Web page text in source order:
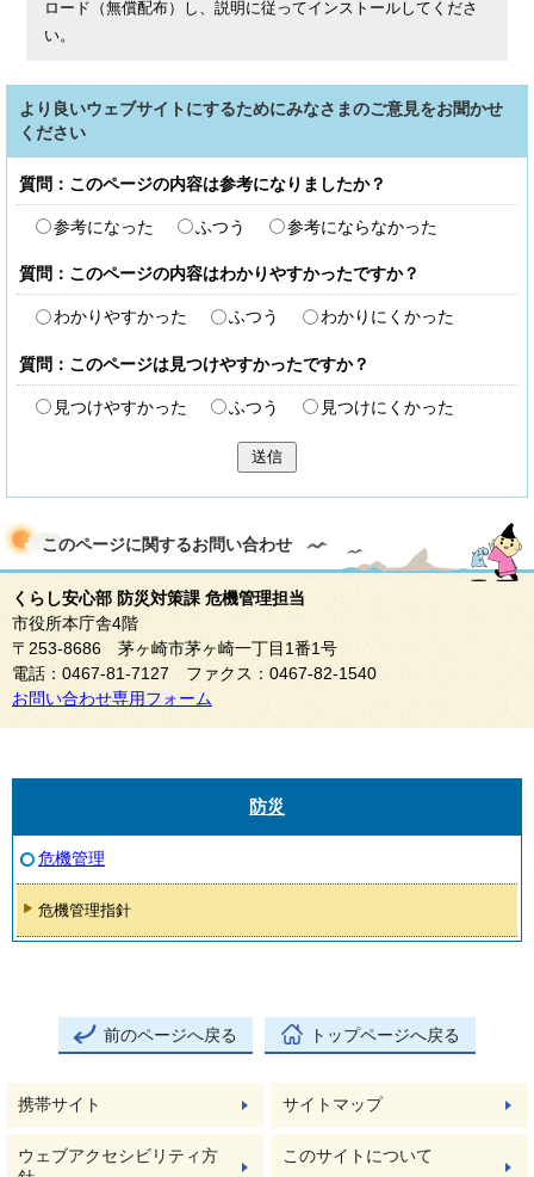
ロード（無償配布）し、説明に従ってインストールしてくださ
い。
より良いウェブサイトにするためにみなさまのご意見をお聞かせ
ください
質問：このページの内容は参考になりましたか？
参考になった ふつう 参考にならなかった
質問：このページの内容はわかりやすかったですか？
わかりやすかった ふつう わかりにくかった
質問：このページは見つけやすかったですか？
見つけやすかった ふつう 見つけにくかった
送信
このページに関するお問い合わせ
くらし安心部 防災対策課 危機管理担当
市役所本庁舎4階
〒253-8686 茅ヶ崎市茅ヶ崎一丁目1番1号
電話：0467-81-7127 ファクス：0467-82-1540
お問い合わせ専用フォーム
防災
危機管理
危機管理指針
前のページへ戻る トップページへ戻る
携帯サイト サイトマップ
ウェブアクセシビリティ方
このサイトについて